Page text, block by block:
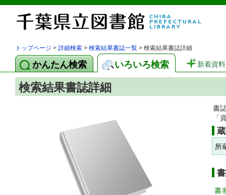
トップページ > 詳細検索 > 検索結果書誌一覧 > 検索結果書誌詳細
かんたん検索 いろいろ検索 新着資料
検索結果書誌詳細
書
「
所
書